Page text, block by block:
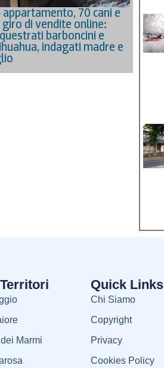
appartamento, 70 cani e
giro di vendite online:
barboncini e
indagati madre e
Marmi
Quick Links
Chi Siamo
Copyright
Privacy
Cookies Policy